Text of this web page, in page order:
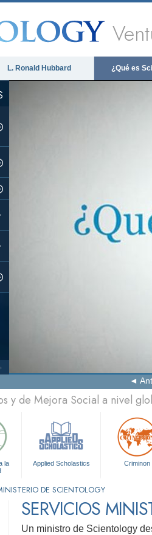
L. Ronald Hubbard ¿Qué es
y de Mejora Social a nivel
la
Applied Scholastics Criminon
DE SCIENTOLOGY
SERVICIOS
Un ministro de Scientology